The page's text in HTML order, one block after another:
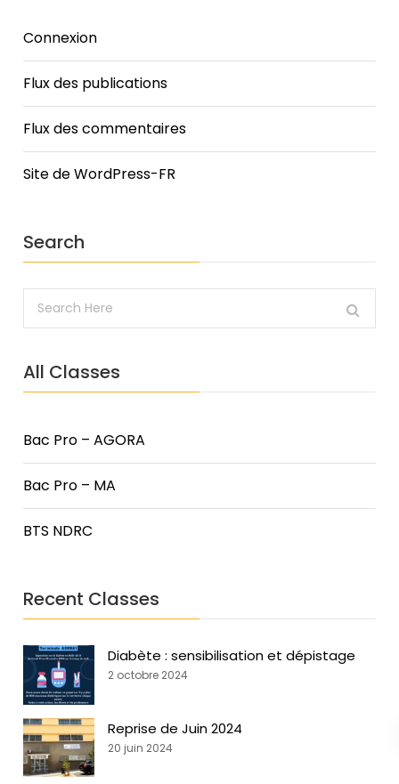
Connexion
Flux des publications
Flux des commentaires
Site de WordPress-FR
Search
All Classes
Bac Pro – AGORA
Bac Pro – MA
BTS NDRC
Recent Classes
Diabète : sensibilisation et dépistage
2 octobre 2024
Reprise de Juin 2024
20 juin 2024